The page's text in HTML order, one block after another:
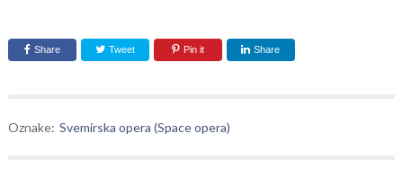
Share Tweet Pin it Share
Oznake: Svemirska opera (Space opera)